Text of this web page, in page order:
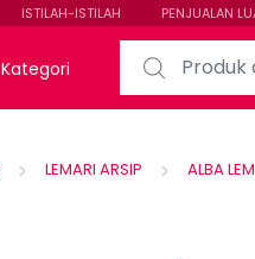
ISTILAH-ISTILAH PENJUALAN
Kategori
Search for:
LEMARI ARSIP ALBA